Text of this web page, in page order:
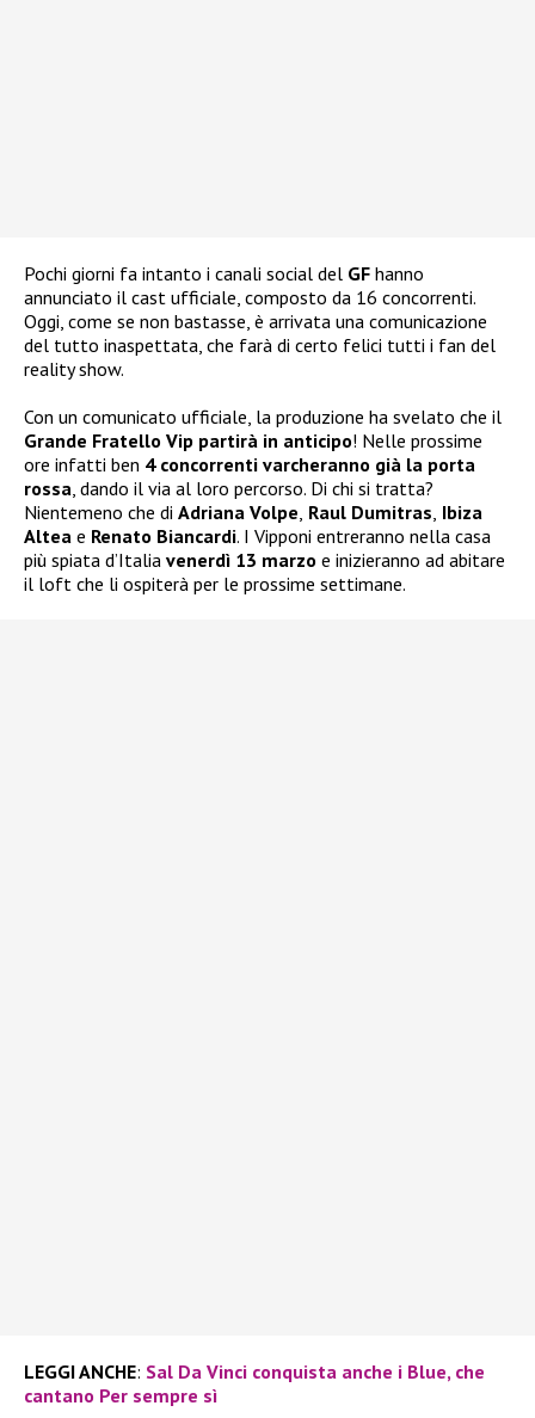
Pochi giorni fa intanto i canali social del GF hanno
annunciato il cast ufficiale, composto da 16 concorrenti.
Oggi, come se non bastasse, è arrivata una comunicazione
del tutto inaspettata, che farà di certo felici tutti i fan del
reality show.
Con un comunicato ufficiale, la produzione ha svelato che il
Grande Fratello Vip partirà in anticipo! Nelle prossime
ore infatti ben 4 concorrenti varcheranno già la porta
rossa, dando il via al loro percorso. Di chi si tratta?
Nientemeno che di Adriana Volpe, Raul Dumitras, Ibiza
Altea e Renato Biancardi. I Vipponi entreranno nella casa
più spiata d’Italia venerdì 13 marzo e inizieranno ad abitare
il loft che li ospiterà per le prossime settimane.
LEGGI ANCHE: Sal Da Vinci conquista anche i Blue, che
cantano Per sempre sì